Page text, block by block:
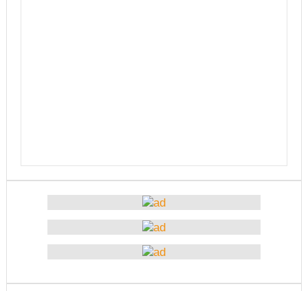
मानव तस्करीको अभियोगमा पक्राउ परेका कोशी प्रदेशका
पूर्वमन्त्री अधिकारीविरुद्ध मुद्दा नचल्ने
आगामी चुनावमा भाग लिने नेत्रविक्रम चन्दको संकेत
२८५ कैदीबन्दीलाई जेलबाहिर बस्ने सुविधा